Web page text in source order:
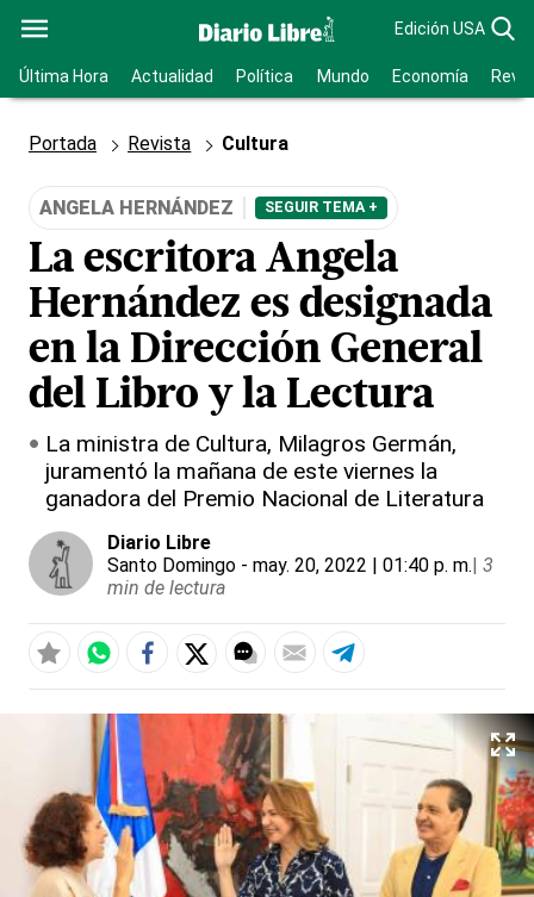
Edición USA
Última Hora Actualidad Política Mundo Economía
Portada Revista Cultura
ANGELA HERNÁNDEZ SEGUIR TEMA +
La escritora Angela
Hernández es designada
en la Dirección General
del Libro y la Lectura
La ministra de Cultura, Milagros Germán,
juramentó la mañana de este viernes la
ganadora del Premio Nacional de Literatura
Diario Libre
Santo Domingo - may. 20, 2022 | 01:40 p. m.| 3
min de lectura